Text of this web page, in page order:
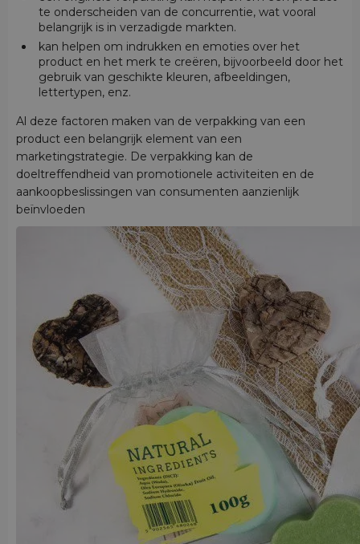
te onderscheiden van de concurrentie, wat vooral
belangrijk is in verzadigde markten.
kan helpen om indrukken en emoties over het
product en het merk te creëren, bijvoorbeeld door het
gebruik van geschikte kleuren, afbeeldingen,
lettertypen, enz.
Al deze factoren maken van de verpakking van een
product een belangrijk element van een
marketingstrategie. De verpakking kan de
doeltreffendheid van promotionele activiteiten en de
aankoopbeslissingen van consumenten aanzienlijk
beïnvloeden